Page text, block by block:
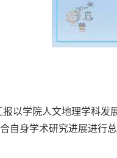
报以学院人文地理学科发
自身学术研究进展进行